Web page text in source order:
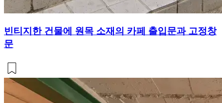
빈티지한 건물에 원목 소재의 카페 출입문과 고정창
문